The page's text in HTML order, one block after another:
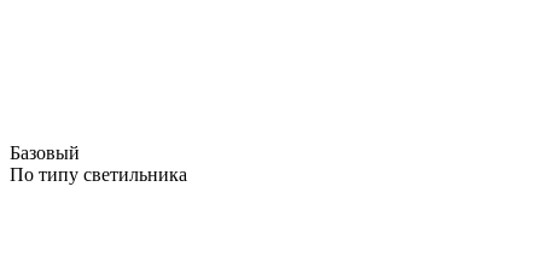
Базовый
По типу светильника